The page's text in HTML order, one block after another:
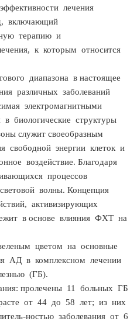
лечения
включающий
терапию и
к которым относится
диапазона в настоящее
различных заболеваний
электромагнитными
биологические структуры
служит своеобразным
свободной энергии клеток и
воздействие. Благодаря
процессов
волны. Концепция
активизирующих
в основе влияния ФХТ на
цветом на основные
АД в комплексном лечении
(ГБ).
пролечены 11 больных ГБ
от 44 до 58 лет; из них
ностью заболевания от 6